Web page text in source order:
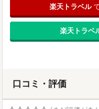
楽天トラベル
楽天トラベ
口コミ・評価